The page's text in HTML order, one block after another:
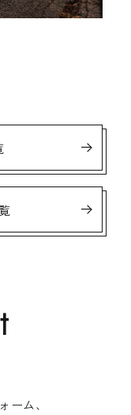
ーム、